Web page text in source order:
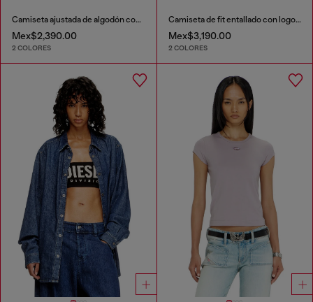
Camiseta ajustada de algodón con estampado de cerezas
Mex$2,390.00
2 COLORES
Camiseta de fit entallado con logotipo Oval D recortado
Mex$3,190.00
2 COLORES